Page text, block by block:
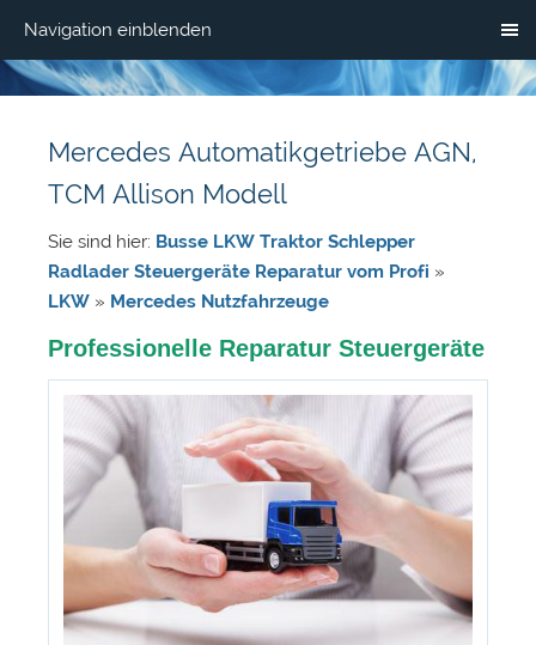
Navigation einblenden
Mercedes Automatikgetriebe AGN,
TCM Allison Modell
Sie sind hier: Busse LKW Traktor Schlepper
Radlader Steuergeräte Reparatur vom Profi »
LKW » Mercedes Nutzfahrzeuge
Professionelle Reparatur Steuergeräte